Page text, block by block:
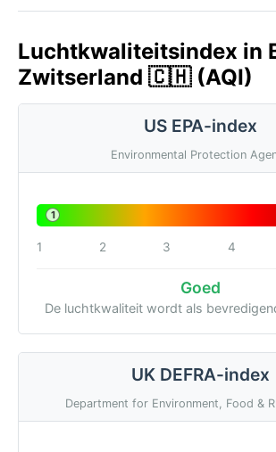
Luchtkwaliteitsindex in
Zwitserland 🇨🇭 (AQI)
US EPA-index
Environmental Protection
1
1 2 3 4
Goed
De luchtkwaliteit wordt als
UK DEFRA-index
Department for Environment, Food &